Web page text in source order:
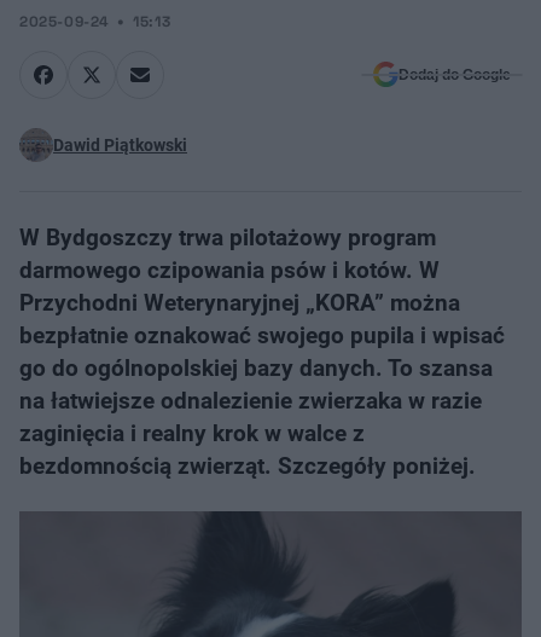
2025-09-24 15:13
Dodaj do Google
Dawid Piątkowski
W Bydgoszczy trwa pilotażowy program
darmowego czipowania psów i kotów. W
Przychodni Weterynaryjnej „KORA” można
bezpłatnie oznakować swojego pupila i wpisać
go do ogólnopolskiej bazy danych. To szansa
na łatwiejsze odnalezienie zwierzaka w razie
zaginięcia i realny krok w walce z
bezdomnością zwierząt. Szczegóły poniżej.